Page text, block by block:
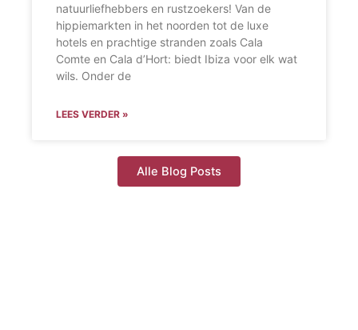
natuurliefhebbers en rustzoekers! Van de
hippiemarkten in het noorden tot de luxe
hotels en prachtige stranden zoals Cala
Comte en Cala d’Hort: biedt Ibiza voor elk wat
wils. Onder de
LEES VERDER »
Alle Blog Posts